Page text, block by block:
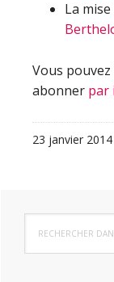
La
Vous
abonner par
23 janvier 2014
Barre
latérale
dans
ce